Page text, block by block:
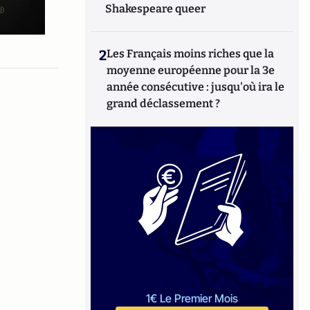
Shakespeare queer
2Les Français moins riches que la
moyenne européenne pour la 3e
année consécutive : jusqu'où ira le
grand déclassement ?
1€ Le Premier Mois